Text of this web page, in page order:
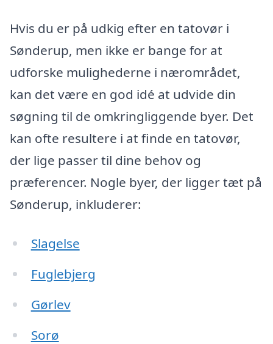
Hvis du er på udkig efter en tatovør i
Sønderup, men ikke er bange for at
udforske mulighederne i nærområdet,
kan det være en god idé at udvide din
søgning til de omkringliggende byer. Det
kan ofte resultere i at finde en tatovør,
der lige passer til dine behov og
præferencer. Nogle byer, der ligger tæt på
Sønderup, inkluderer:
Slagelse
Fuglebjerg
Gørlev
Sorø